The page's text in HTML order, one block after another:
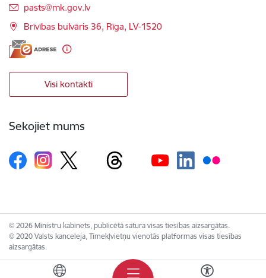
E-pasts:
pasts@mk.gov.lv
Brīvības bulvāris 36, Rīga, LV-1520
Visi kontakti
Sekojiet mums
© 2026 Ministru kabinets, publicētā satura visas tiesības aizsargātas.
© 2020 Valsts kanceleja, Tīmekļvietņu vienotās platformas visas tiesības
aizsargātas.